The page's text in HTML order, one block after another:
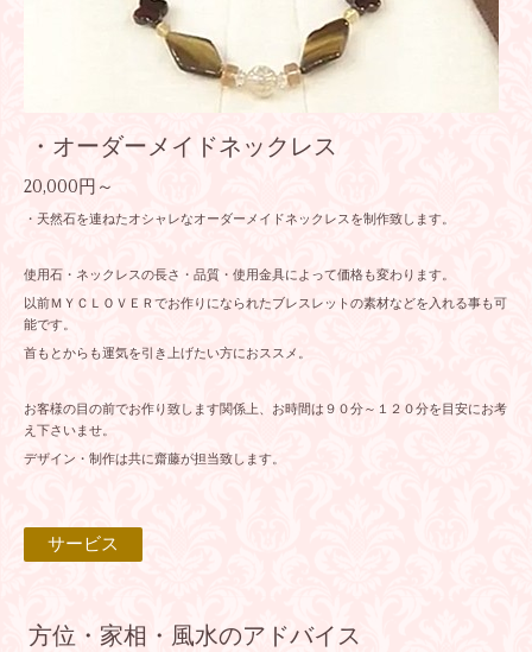
・オーダーメイドネックレス
20,000円～
・天然石を連ねたオシャレなオーダーメイドネックレスを制作致します。
使用石・ネックレスの長さ・品質・使用金具によって価格も変わります。
以前ＭＹＣＬＯＶＥＲでお作りになられたブレスレットの素材などを入れる事も可
能です。
首もとからも運気を引き上げたい方におススメ。
お客様の目の前でお作り致します関係上、お時間は９０分～１２０分を目安にお考
え下さいませ。
デザイン・制作は共に齋藤が担当致します。
サービス
方位・家相・風水のアドバイス